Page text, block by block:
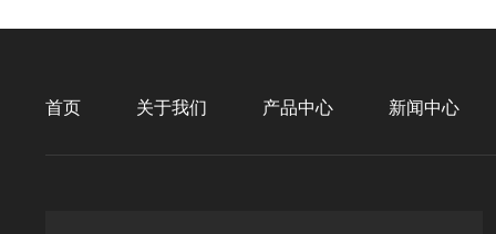
首页 关于我们 产品中心 新闻中心